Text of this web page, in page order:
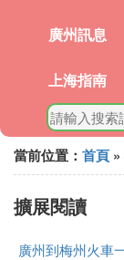
廣州訊息
上海指南
當前位置： 首頁 »
擴展閱讀
廣州到梅州火車